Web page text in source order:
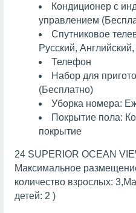
Кондиционер с
управлением
Спутниковое
Русский,
Телефон
Набор для
(Бесплатно)
Уборка номера:
Покрытие пола:
покрытие
24 SUPERIOR OCEAN
Максимальное
количество взрослых:
детей: 2 )